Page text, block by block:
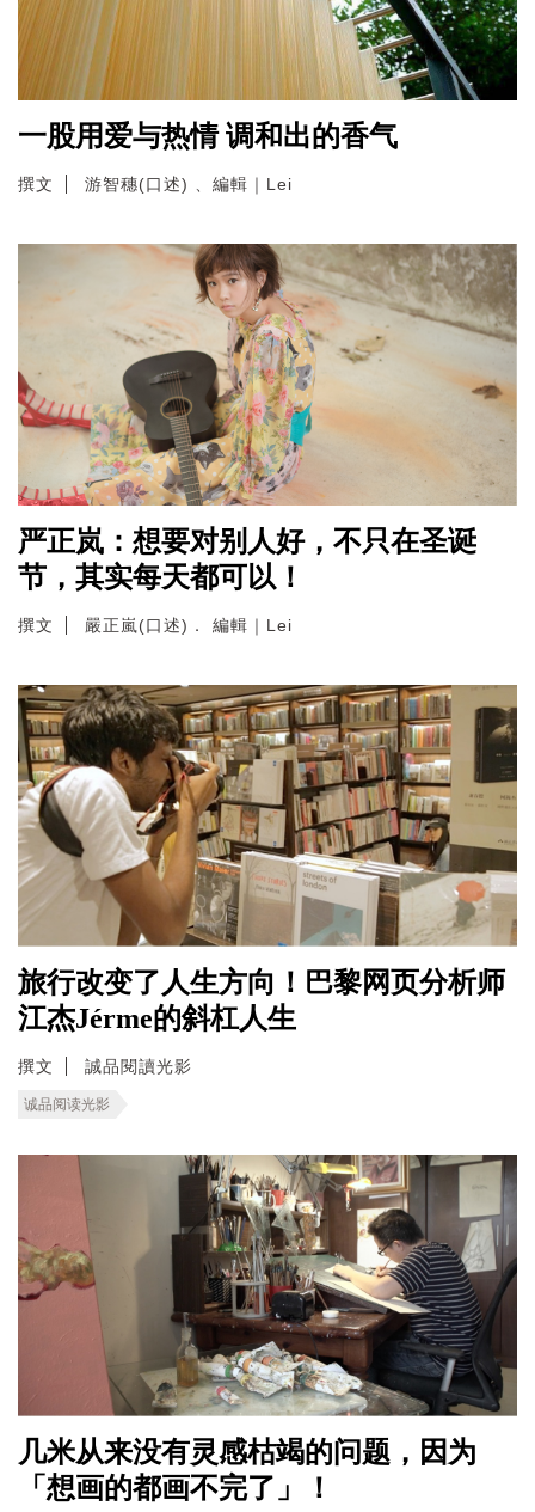
一股用爱与热情 调和出的香气
撰文 游智穗(口述) 、編輯｜Lei
严正岚：想要对别人好，不只在圣诞
节，其实每天都可以！
撰文 嚴正嵐(口述)． 編輯｜Lei
旅行改变了人生方向！巴黎网页分析师
江杰Jérme的斜杠人生
撰文 誠品閱讀光影
诚品阅读光影
几米从来没有灵感枯竭的问题，因为
「想画的都画不完了」！